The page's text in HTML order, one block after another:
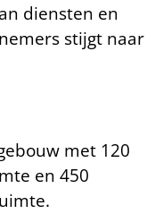
diensten en
stijgt naar
met 120
en 450